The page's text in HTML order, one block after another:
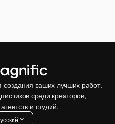
ваших лучших работ.
среди креаторов,
и студий.